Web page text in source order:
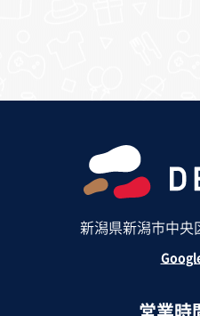
新潟県新潟市中央
営業時